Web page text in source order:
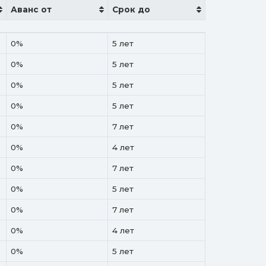
Аванс от Срок до
Аванс от Срок до
0% 5 лет
0% 5 лет
0% 5 лет
0% 5 лет
0% 7 лет
0% 4 лет
0% 7 лет
0% 5 лет
0% 7 лет
0% 4 лет
0% 5 лет